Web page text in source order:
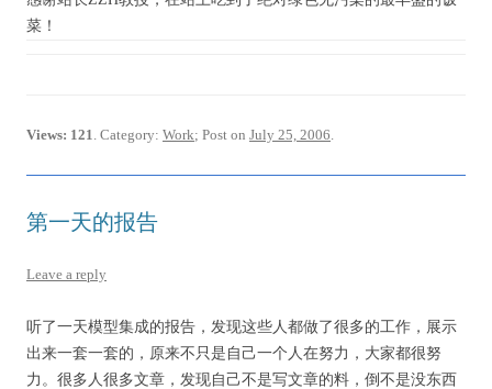
菜！
Views: 121. Category: Work; Post on July 25, 2006.
第一天的报告
Leave a reply
听了一天模型集成的报告，发现这些人都做了很多的工作，展示
出来一套一套的，原来不只是自己一个人在努力，大家都很努
力。很多人很多文章，发现自己不是写文章的料，倒不是没东西